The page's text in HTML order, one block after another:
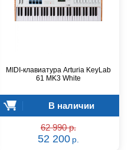
MIDI-клавиатура Arturia KeyLab
61 MK3 White
В наличии
62 990 р.
52 200 р.